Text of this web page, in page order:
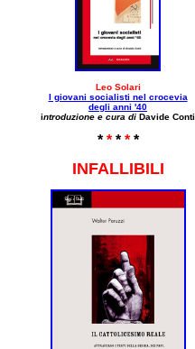
Leo Solari
I giovani socialisti nel crocevia
degli anni '40
introduzione e cura di Davide Conti
** * * *
INFALLIBILI